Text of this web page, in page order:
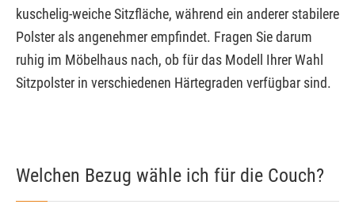
kuschelig-weiche Sitzfläche, während ein anderer stabilere
Polster als angenehmer empfindet. Fragen Sie darum
ruhig im Möbelhaus nach, ob für das Modell Ihrer Wahl
Sitzpolster in verschiedenen Härtegraden verfügbar sind.
Welchen Bezug wähle ich für die Couch?